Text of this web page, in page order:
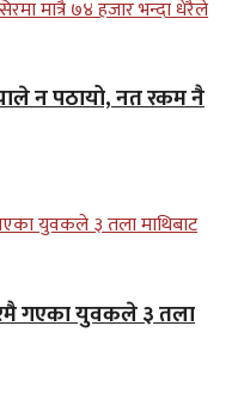
न पठायो, नत रकम नै
गएका युवकले ३ तला